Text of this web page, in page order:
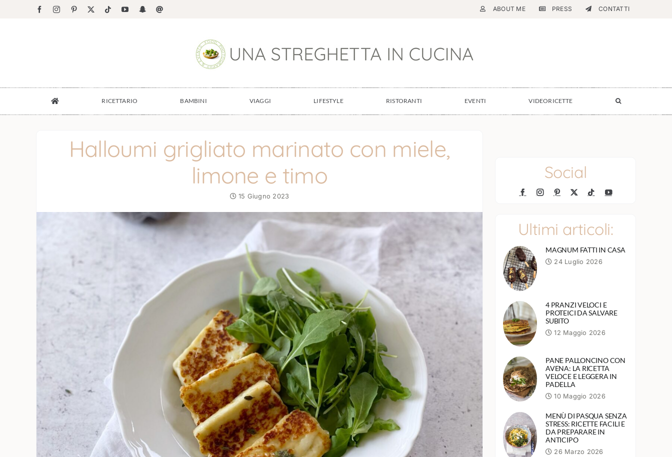
FacebookInstagramPinterest TiktokYouTubeSnapchatEmail ABOUT ME PRESS CONTATTI
RICETTARIO BAMBINI VIAGGI LIFESTYLE RISTORANTI EVENTI VIDEORICETTE
Halloumi grigliato marinato con miele,
limone e timo
15 Giugno 2023
Social
Ultimi articoli:
MAGNUM FATTI IN CASA
24 Luglio 2026
4 PRANZI VELOCI E
PROTEICI DA SALVARE
SUBITO
12 Maggio 2026
PANE PALLONCINO CON
AVENA: LA RICETTA
VELOCE E LEGGERA IN
PADELLA
10 Maggio 2026
MENÙ DI PASQUA SENZA
STRESS: RICETTE FACILI E
DA PREPARARE IN
ANTICIPO
26 Marzo 2026